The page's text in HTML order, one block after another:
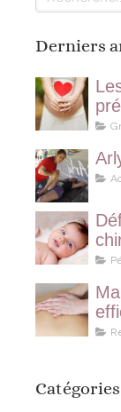
Derniers
Catégories